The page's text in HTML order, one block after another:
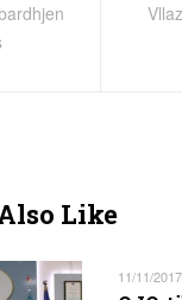
Like
11/11/2017